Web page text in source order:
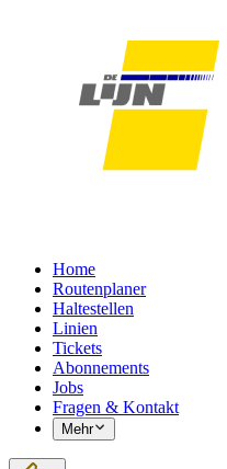
Home
Routenplaner
Haltestellen
Linien
Tickets
Abonnements
Jobs
Fragen & Kontakt
Mehr